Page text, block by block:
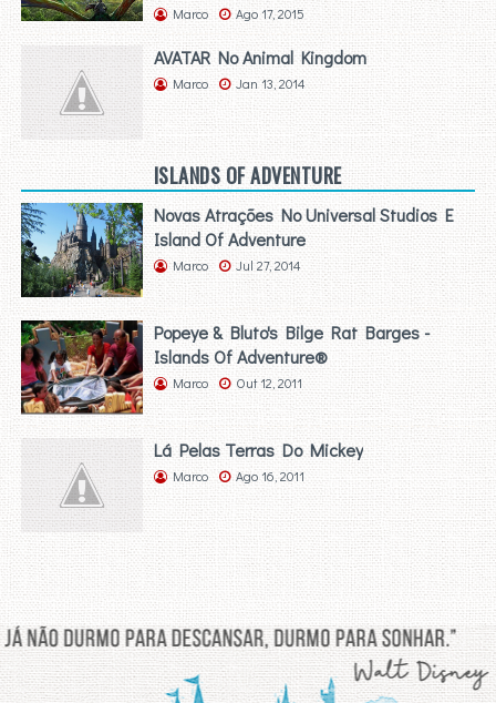
Marco Ago 17, 2015
AVATAR No Animal Kingdom
Marco Jan 13, 2014
ISLANDS OF ADVENTURE
Novas Atrações No Universal Studios E
Island Of Adventure
Marco Jul 27, 2014
Popeye & Bluto's Bilge Rat Barges -
Islands Of Adventure®
Marco Out 12, 2011
Lá Pelas Terras Do Mickey
Marco Ago 16, 2011